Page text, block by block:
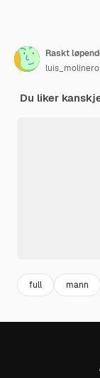
Raskt
luis_molinero
Du liker
full mann